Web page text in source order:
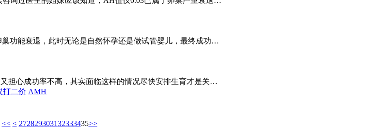
巢功能衰退，此时无论是自然怀孕还是做试管婴儿，最终成功…
担心成功率不高，其实面临这样的情况尽快安排生育才是关…
打二价 AMH
<< < 272829303132333435>>